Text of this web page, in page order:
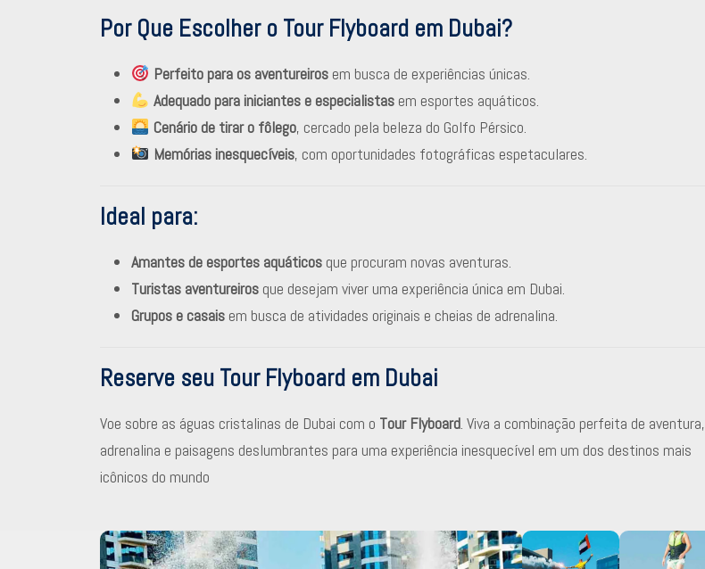
Por Que Escolher o Tour Flyboard em Dubai?
Perfeito para os aventureirosem busca de experiências únicas.
Adequado para iniciantes e especialistasem esportes aquáticos.
Cenário de tirar o fôlego, cercado pela beleza do Golfo Pérsico.
Memórias inesquecíveis, com oportunidades fotográficas espetaculares.
Ideal para:
Amantes de esportes aquáticos que procuram novas aventuras.
Turistas aventureiros que desejam viver uma experiência única em Dubai.
Grupos e casais em busca de atividades originais e cheias de adrenalina.
Reserve seu Tour Flyboard em Dubai
Voe sobre as águas cristalinas de Dubai com o Tour Flyboard. Viva a combinação perfeita de aventura,
adrenalina e paisagens deslumbrantes para uma experiência inesquecível em um dos destinos mais
icônicos do mundo